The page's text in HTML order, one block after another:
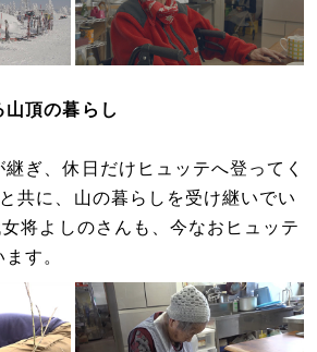
山頂の暮らし
ぎ、休日だけヒュッテへ登ってく
共に、山の暮らしを受け継いでい
将よしのさんも、今なおヒュッテ
す。